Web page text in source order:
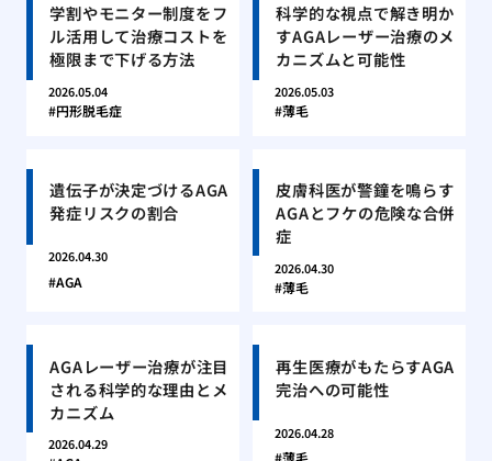
学割やモニター制度をフ
ル活用して治療コストを
極限まで下げる方法
2026.05.04
円形脱毛症
科学的な視点で解き明か
すAGAレーザー治療のメ
カニズムと可能性
2026.05.03
薄毛
遺伝子が決定づけるAGA
発症リスクの割合
2026.04.30
AGA
皮膚科医が警鐘を鳴らす
AGAとフケの危険な合併
症
2026.04.30
薄毛
AGAレーザー治療が注目
される科学的な理由とメ
カニズム
2026.04.29
再生医療がもたらすAGA
完治への可能性
2026.04.28